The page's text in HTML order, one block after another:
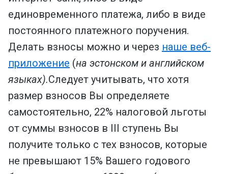
единовременного платежа, либо в виде
постоянного платежного поручения.
Делать взносы можно и через наше веб-
приложение (на эстонском и английском
языках).Следует учитывать, что хотя
размер взносов Вы определяете
самостоятельно, 22% налоговой льготы
от суммы взносов в III ступень Вы
получите только с тех взносов, которые
не превышают 15% Вашего годового